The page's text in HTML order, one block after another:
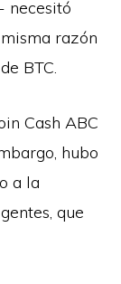
necesitó
razón
BTC.
Cash ABC
hubo
a la
que